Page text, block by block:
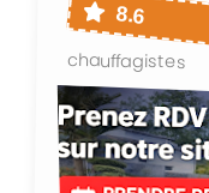
8.6
chauffagistes